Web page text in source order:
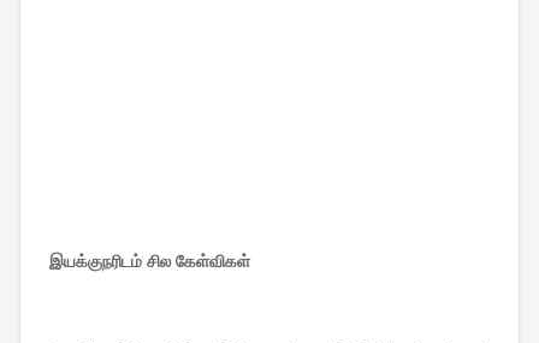
இயக்குநரிடம் சில கேள்விகள்